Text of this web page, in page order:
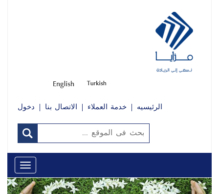
الرئيسيه خدمة العملاء الاتصال بنا دخول
Toggle